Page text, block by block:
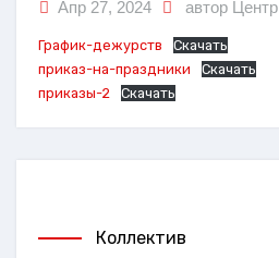
Апр 27, 2024 автор Центр
График-дежурств
Скачать
приказ-на-праздники
Скачать
приказы-2
Скачать
Коллектив